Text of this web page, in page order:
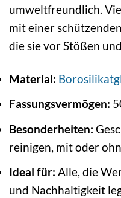
umweltfreundlich.
mit einer
die sie vor Stößen
Material:
Fassungsvermögen:
Besonderheiten:
reinigen, mit oder
Ideal für: Alle, die
und Nachhaltigkeit